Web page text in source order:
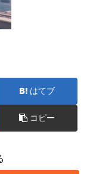
はてブ
コピー